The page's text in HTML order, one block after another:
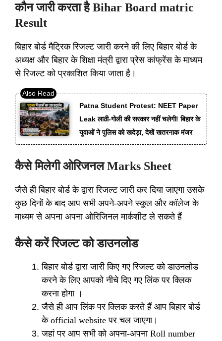
कौन जारी करता है Bihar Board matric
Result
बिहार बोर्ड मैट्रिक रिजल्ट जारी करने की लिए बिहार बोर्ड के
अध्यक्ष और बिहार के शिक्षा मंत्री द्वारा प्रेस कांफ्रेंस के माध्यम
से रिजल्ट को प्रकाशित किया जाता है।
Patna Student Protest: NEET Paper
Leak लाठी-गोली की सरकार नहीं चलेगी! बिहार के
युवाओं ने पुलिस को खदेड़ा, देखें खतरनाक मंजर
कैसे मिलेगी ओरिजनल Marks Sheet
जैसे ही बिहार बोर्ड के द्वारा रिजल्ट जारी कर दिया जाएगा उसके
कुछ दिनों के बाद आप सभी अपने-अपने स्कूल और कॉलेज के
माध्यम से अपना अपना ओरिजिनल मार्कशीट ले सकते हैं
कैसे करें रिजल्ट को डाउनलोड
बिहार बोर्ड द्वारा जारी किए गए रिजल्ट को डाउनलोड
करने के लिए आपको नीचे दिए गए लिंक पर क्लिक
करना होगा ।
जैसे ही आप लिंक पर क्लिक करते हैं आप बिहार बोर्ड
के official website पर चल जाएगा।
जहां पर आप सभी को अपना-अपना Roll number